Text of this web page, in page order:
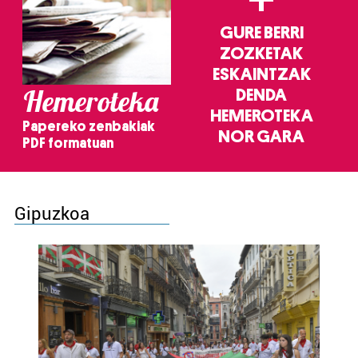
Hemeroteka
Papereko zenbakiak
PDF formatuan
GURE BERRI
ZOZKETAK
ESKAINTZAK
DENDA
HEMEROTEKA
NOR GARA
Gipuzkoa